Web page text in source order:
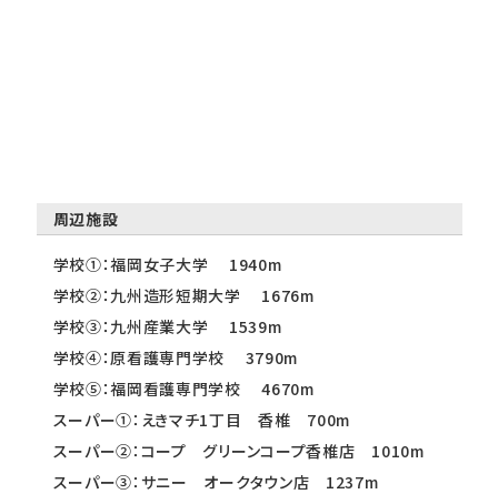
周辺施設
学校①：福岡女子大学 1940m
学校②：九州造形短期大学 1676m
学校③：九州産業大学 1539m
学校④：原看護専門学校 3790m
学校⑤：福岡看護専門学校 4670m
スーパー①：えきマチ1丁目 香椎 700m
スーパー②：コープ グリーンコープ香椎店 1010m
スーパー③：サニー オークタウン店 1237m